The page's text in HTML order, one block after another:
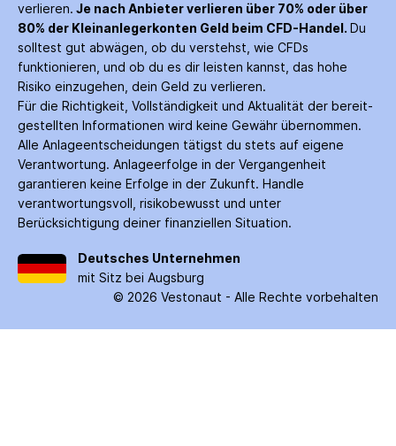
verlieren. Je nach Anbieter verlieren über 70% oder über
80% der Kleinanleger­konten Geld beim CFD-Handel. Du
solltest gut abwägen, ob du verstehst, wie CFDs
funktionieren, und ob du es dir leisten kannst, das hohe
Risiko einzugehen, dein Geld zu verlieren.
Für die Richtigkeit, Vollständigkeit und Aktualität der bereit­
gestellten Informationen wird keine Gewähr über­nommen.
Alle Anlage­entscheidungen tätigst du stets auf eigene
Verantwortung. Anlage­erfolge in der Ver­gangenheit
garantieren keine Erfolge in der Zukunft. Handle
verantwortungsvoll, risiko­bewusst und unter
Berücksichtigung deiner finanziellen Situation.
Deutsches Unternehmen
mit Sitz bei Augsburg
© 2026 Vestonaut - Alle Rechte vorbehalten